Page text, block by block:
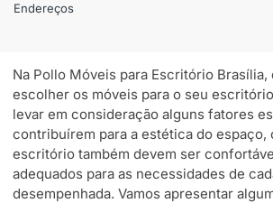
Endereços
Na Pollo Móveis para Escritório Brasília,
escolher os móveis para o seu
levar em consideração alguns fatores
contribuírem para a estética do espaço,
escritório também devem ser
adequados para as necessidades de
desempenhada. Vamos apresentar